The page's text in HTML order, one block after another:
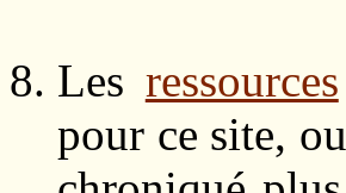
Les ressources
pour ce site,